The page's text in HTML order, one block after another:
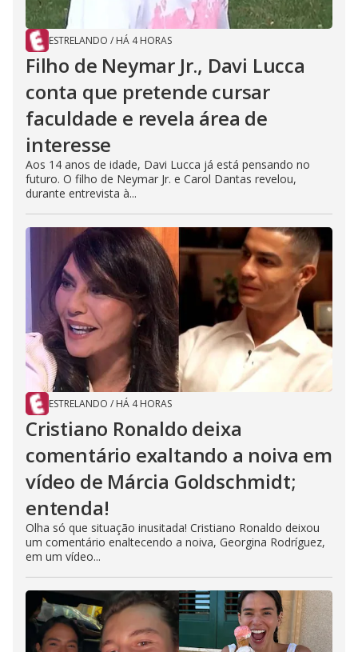
ESTRELANDO / HÁ 4 HORAS
Filho de Neymar Jr., Davi Lucca
conta que pretende cursar
faculdade e revela área de
interesse
Aos 14 anos de idade, Davi Lucca já está pensando no
futuro. O filho de Neymar Jr. e Carol Dantas revelou,
durante entrevista à...
ESTRELANDO / HÁ 4 HORAS
Cristiano Ronaldo deixa
comentário exaltando a noiva em
vídeo de Márcia Goldschmidt;
entenda!
Olha só que situação inusitada! Cristiano Ronaldo deixou
um comentário enaltecendo a noiva, Georgina Rodríguez,
em um vídeo...